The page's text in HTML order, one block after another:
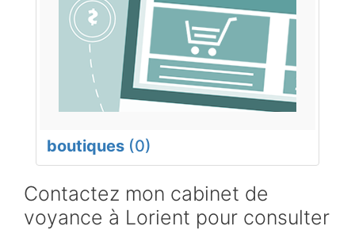
boutiques (0)
Contactez mon cabinet de
voyance à Lorient pour consulter